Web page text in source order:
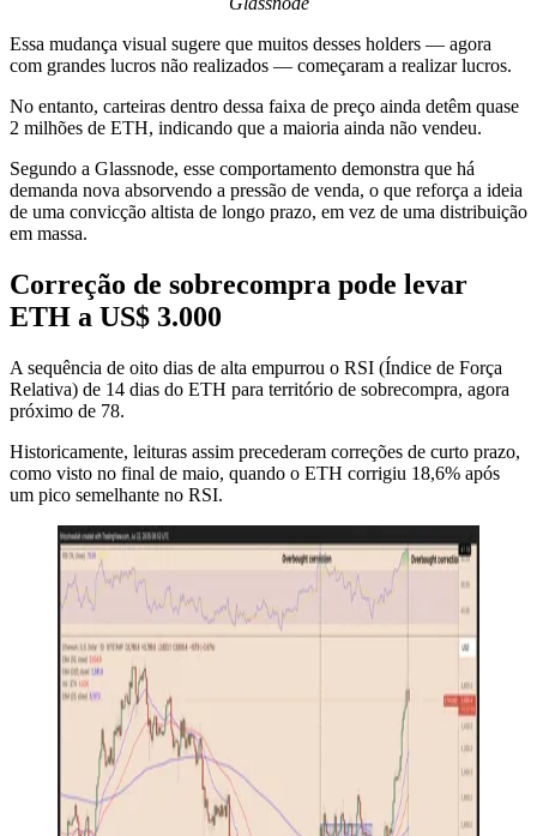
Essa mudança visual sugere que muitos desses holders — agora
com grandes lucros não realizados — começaram a realizar lucros.
No entanto, carteiras dentro dessa faixa de preço ainda detêm quase
2 milhões de ETH, indicando que a maioria ainda não vendeu.
Segundo a Glassnode, esse comportamento demonstra que há
demanda nova absorvendo a pressão de venda, o que reforça a ideia
de uma convicção altista de longo prazo, em vez de uma distribuição
em massa.
Correção de sobrecompra pode levar
ETH a US$ 3.000
A sequência de oito dias de alta empurrou o RSI (Índice de Força
Relativa) de 14 dias do ETH para território de sobrecompra, agora
próximo de 78.
Historicamente, leituras assim precederam correções de curto prazo,
como visto no final de maio, quando o ETH corrigiu 18,6% após
um pico semelhante no RSI.